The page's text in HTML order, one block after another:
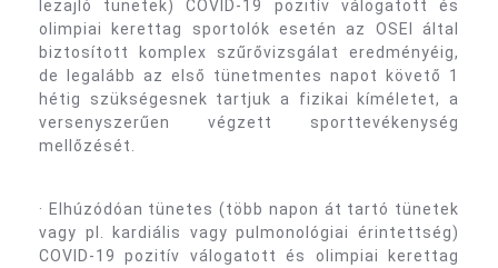
lezajló tünetek) COVID-19 pozitív válogatott és
olimpiai kerettag sportolók esetén az OSEI által
biztosított komplex szűrővizsgálat eredményéig,
de legalább az első tünetmentes napot követő 1
hétig szükségesnek tartjuk a fizikai kíméletet, a
versenyszerűen végzett sporttevékenység
mellőzését.
· Elhúzódóan tünetes (több napon át tartó tünetek
vagy pl. kardiális vagy pulmonológiai érintettség)
COVID-19 pozitív válogatott és olimpiai kerettag